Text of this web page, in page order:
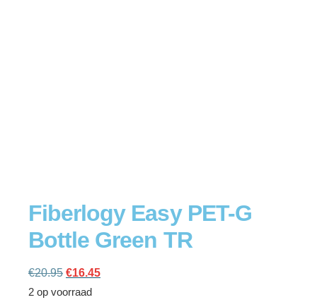
Fiberlogy Easy PET-G
Bottle Green TR
€20.95 €16.45
2 op voorraad